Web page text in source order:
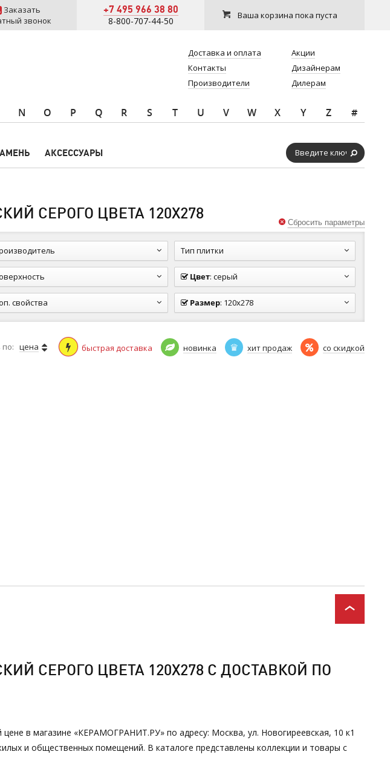
Заказать
звонок
+7 495 966 38 80
8-800-707-44-50 Ваша корзина пока пуста
Доставка и оплата
Контакты
Производители
Акции
Дизайнерам
Дилерам
N O P Q R S T U V W X Y Z #
АКСЕССУАРЫ
СЕРОГО ЦВЕТА 120Х278
Тип плитки
Цвет: серый
свойства Размер: 120x278
Сбросить параметры
цена быстрая доставка новинка хит продаж со скидкой
СЕРОГО ЦВЕТА 120Х278 С ДОСТАВКОЙ ПО
в магазине «КЕРАМОГРАНИТ.РУ» по адресу: Москва, ул. Новогиреевская, 10 к1
и общественных помещений. В каталоге представлены коллекции и товары с